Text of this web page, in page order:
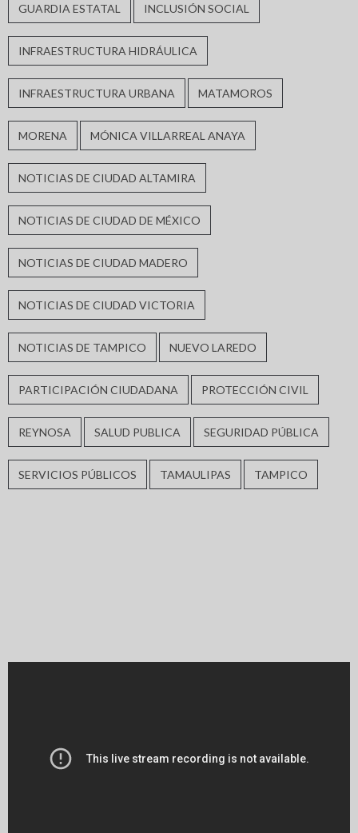
GUARDIA ESTATAL INCLUSIÓN SOCIAL
INFRAESTRUCTURA HIDRÁULICA
INFRAESTRUCTURA URBANA MATAMOROS
MORENA MÓNICA VILLARREAL ANAYA
NOTICIAS DE CIUDAD ALTAMIRA
NOTICIAS DE CIUDAD DE MÉXICO
NOTICIAS DE CIUDAD MADERO
NOTICIAS DE CIUDAD VICTORIA
NOTICIAS DE TAMPICO NUEVO LAREDO
PARTICIPACIÓN CIUDADANA PROTECCIÓN CIVIL
REYNOSA SALUD PUBLICA SEGURIDAD PÚBLICA
SERVICIOS PÚBLICOS TAMAULIPAS TAMPICO